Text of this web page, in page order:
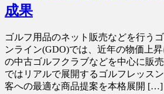
成果
ゴルフ用品のネット販売などを行う
ンライン(GDO)では、近年の物価上
の中古ゴルフクラブなどを中心に販
ではリアルで展開するゴルフレッス
客への最適な商品提案を本格展開 […]